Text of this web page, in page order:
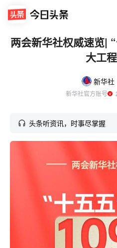
两会新华社权威速览|
大工
新华社
新华社官方账号
头条听资讯，时事尽掌握